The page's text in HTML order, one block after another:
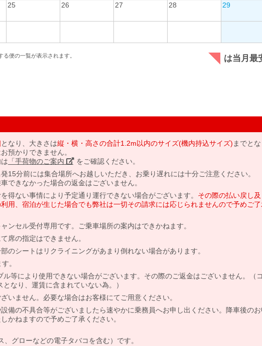
25 26 27 28 29
便の一覧が表示されます。 は当月最
となり、大きさは縦・横・高さの合計1.2m以内のサイズ(機内持込サイズ) までと
預かりできません。
「手荷物のご案内」 をご確認ください。
15分前には集合場所へお越しいただき、お乗り遅れには十分ご注意ください。
できなかった場合の返金はございません。
得ない事情により予定通り運行できない場合がございます。 その際の払い戻し及
用、宿泊が生じた場合でも弊社は一切その請求には応じられませんので予めご
ンセル受付専用です。ご乗車場所の案内はできかねます。
席の指定はできません。
のシートはリクライニングがあまり倒れない場合があります。
。
ル等により使用できない場合がございます。その際のご返金はございません。（
なり、運賃に含まれていない為。）
いません。必要な場合はお客様にてご用意ください。
備の不具合等がございましたら速やかに乗務員へお申し出ください。降車後の
かねますので予めご了承ください。
グローなどの電子タバコを含む）です。